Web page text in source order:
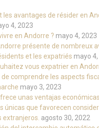
les avantages de résider en
4, 2023
en Andorre ? mayo 4, 2023
présente de nombreux
et les expatriés mayo
vous expatrier en
comprendre les aspects
mayo 3, 2023
unas ventajas
únicas que favorecen
extranjeros. agosto 30, 2022